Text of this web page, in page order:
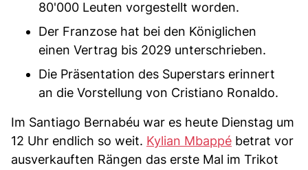
80'000 Leuten vorgestellt worden.
Der Franzose hat bei den Königlichen
einen Vertrag bis 2029 unterschrieben.
Die Präsentation des Superstars erinnert
an die Vorstellung von Cristiano Ronaldo.
Im Santiago Bernabéu war es heute Dienstag um
12 Uhr endlich so weit. Kylian Mbappé betrat vor
ausverkauften Rängen das erste Mal im Trikot